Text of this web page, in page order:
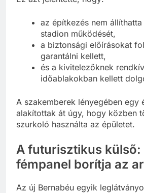
az építkezés nem állíthatta
stadion működését,
a biztonsági előírásokat
garantálni kellett,
és a kivitelezőknek
időablakokban kellett
A szakemberek lényegében egy
alakítottak át úgy, hogy közben
szurkoló használta az épületet.
A futurisztikus külső:
fémpanel borítja az
Az új Bernabéu egyik